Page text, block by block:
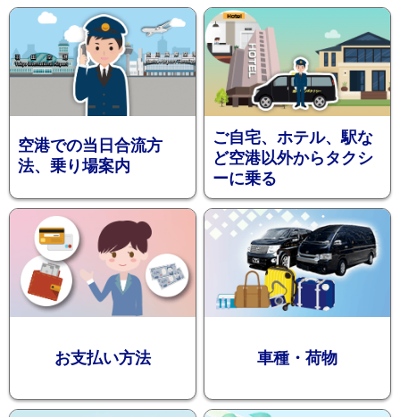
お勧め送
迎プラン
送迎
京
空港での当日合流方
法、乗り場案内
ご自宅、ホテル、駅な
ど空港以外からタクシ
ーに乗る
お支払い方法 車種・荷物